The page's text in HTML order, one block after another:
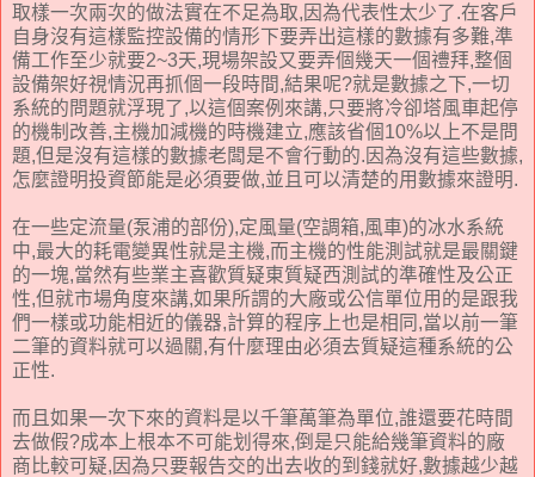
取樣一次兩次的做法實在不足為取,因為代表性太少了.在客戶
自身沒有這樣監控設備的情形下要弄出這樣的數據有多難,準
備工作至少就要2~3天,現場架設又要弄個幾天一個禮拜,整個
設備架好視情況再抓個一段時間,結果呢?就是數據之下,一切
系統的問題就浮現了,以這個案例來講,只要將冷卻塔風車起停
的機制改善,主機加減機的時機建立,應該省個10%以上不是問
題,但是沒有這樣的數據老闆是不會行動的.因為沒有這些數據,
怎麼證明投資節能是必須要做,並且可以清楚的用數據來證明.
在一些定流量(泵浦的部份),定風量(空調箱,風車)的冰水系統
中,最大的耗電變異性就是主機,而主機的性能測試就是最關鍵
的一塊,當然有些業主喜歡質疑東質疑西測試的準確性及公正
性,但就市場角度來講,如果所謂的大廠或公信單位用的是跟我
們一樣或功能相近的儀器,計算的程序上也是相同,當以前一筆
二筆的資料就可以過關,有什麼理由必須去質疑這種系統的公
正性.
而且如果一次下來的資料是以千筆萬筆為單位,誰還要花時間
去做假?成本上根本不可能划得來,倒是只能給幾筆資料的廠
商比較可疑,因為只要報告交的出去收的到錢就好,數據越少越